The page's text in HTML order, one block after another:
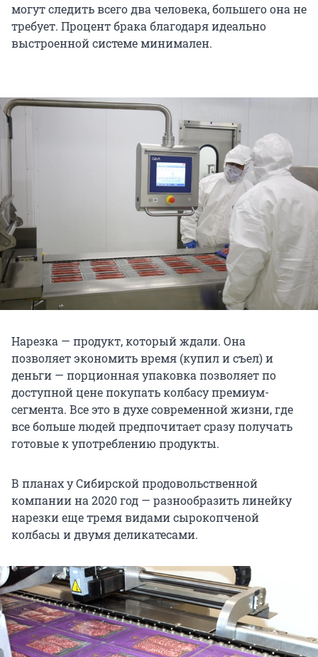
могут следить всего два человека, большего она не
требует. Процент брака благодаря идеально
выстроенной системе минимален.
Нарезка — продукт, который ждали. Она
позволяет экономить время (купил и съел) и
деньги — порционная упаковка позволяет по
доступной цене покупать колбасу премиум-
сегмента. Все это в духе современной жизни, где
все больше людей предпочитает сразу получать
готовые к употреблению продукты.
В планах у Сибирской продовольственной
компании на 2020 год — разнообразить линейку
нарезки еще тремя видами сырокопченой
колбасы и двумя деликатесами.